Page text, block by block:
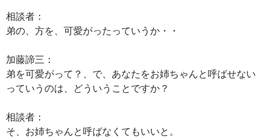
相談者：
弟の、方を、可愛がったっていうか・・
加藤諦三：
弟を可愛がって？、で、あなたをお姉ちゃんと呼ばせない
っていうのは、どういうことですか？
相談者：
そ、お姉ちゃんと呼ばなくてもいいと。